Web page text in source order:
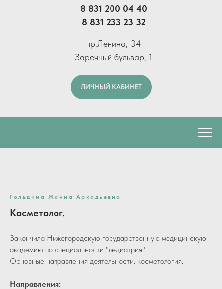
8 831 200 04 40
8 831 233 23 32
пр.Ленина, 34
Заречный бульвар, 1
ЛИЧНЫЙ КАБИНЕТ
Гольдина Жанна Аркадьевна
Косметолог.
Закончила Нижегородскую государственную медицинскую
академию по специальности "педиатрия".
Основные направления деятельности: косметология.
Направления: